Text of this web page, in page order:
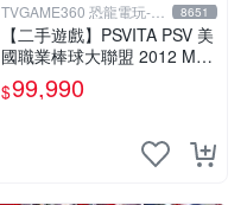
TVGAME360 恐龍電玩-台
中店
8651
【二手遊戲】PSVITA PSV 美
國職業棒球大聯盟 2012 MLB
THE SHOW 12 英文版 【台
中恐龍電玩】
$99,990